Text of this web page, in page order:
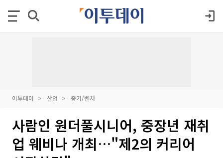
이투데이 산업 중기/벤처
사람인 원더풀시니어, 중장년 재취
업 웨비나 개최…"제2의 커리어